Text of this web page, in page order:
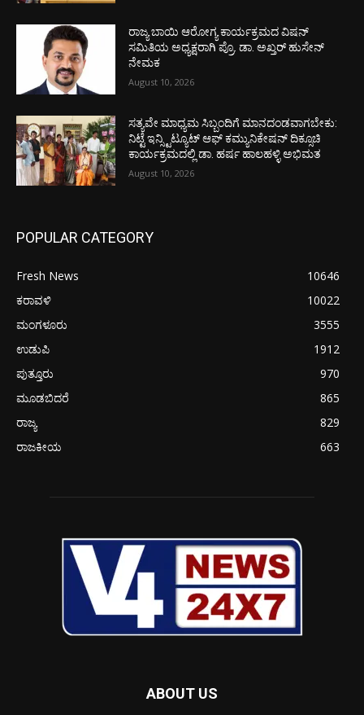
ರಾಜ್ಯ ಬಾಯಿ ಆರೋಗ್ಯ ಕಾರ್ಯಕ್ರಮದ ವಿಷನ್
ಸಮಿತಿಯ ಅಧ್ಯಕ್ಷರಾಗಿ ಪ್ರೊ. ಡಾ. ಅಖ್ತರ್ ಹುಸೇನ್
ನೇಮಕ
August 10, 2026
ಸತ್ಯವೇ ಮಾಧ್ಯಮ ಸಿಬ್ಬಂದಿಗೆ ಮಾನದಂಡವಾಗಬೇಕು:
ನಿಟ್ಟೆ ಇನ್ಸ್ಟಿಟ್ಯೂಟ್ ಆಫ್ ಕಮ್ಯುನಿಕೇಷನ್ ದಿಕ್ಸೂಚಿ
ಕಾರ್ಯಕ್ರಮದಲ್ಲಿ ಡಾ. ಹರ್ಷ ಹಾಲಹಳ್ಳಿ ಅಭಿಮತ
August 10, 2026
POPULAR CATEGORY
Fresh News
10646
ಕರಾವಳಿ
10022
ಮಂಗಳೂರು
3555
ಉಡುಪಿ
1912
ಪುತ್ತೂರು
970
ಮೂಡಬಿದರೆ
865
ರಾಜ್ಯ
829
ರಾಜಕೀಯ
663
ABOUT US